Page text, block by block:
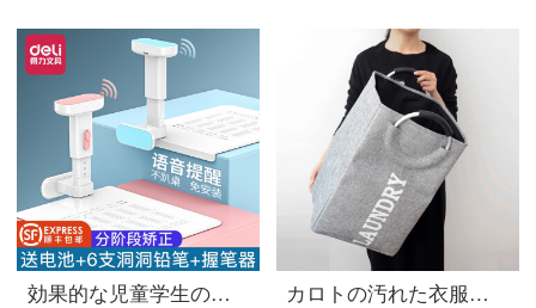
効果的な児童学生の姿勢の矯正は腰掛けの矯正をして、近視の六段の昇降を防止して、音声を調節して学習用品の学生に字を書くように注意します。
カロトの汚れた衣服籠の衣類収納籠家庭用の汚衣籠の汚い服収納籠のおもちゃ収納整理布袋の衣類収納籠の合金製の取っ手【灰色】